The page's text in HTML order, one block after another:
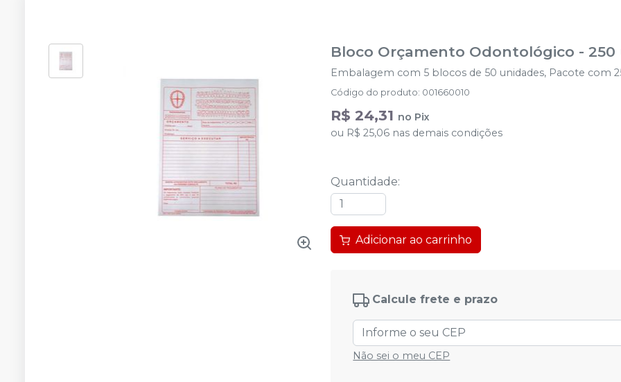
Bloco Orçamento Odontológico - 250
Embalagem com 5 blocos de 50 unidades, Pacote com
Código do produto: 001660010
R$ 24,31 no Pix
ou R$ 25,06 nas demais condições
Quantidade:
Adicionar ao carrinho
Calcule frete e prazo
Não sei o meu CEP